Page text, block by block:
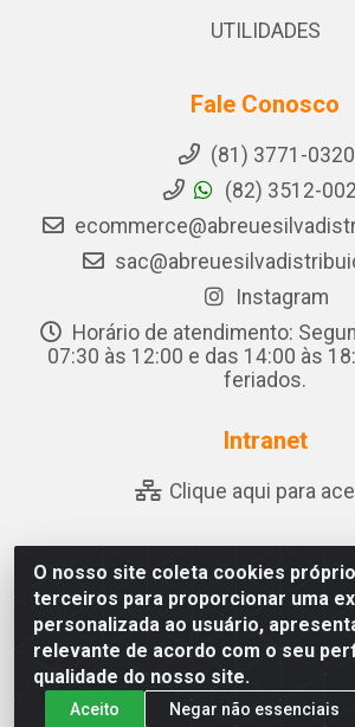
O nosso site coleta cookies
terceiros para proporcionar uma
personalizada ao usuário,
relevante de acordo com o seu
qualidade do nosso site.
Aceito Negar não essenciais
UTILIDADES
Fale Conosco
(81) 3771-0320
(82) 3512-
Instagram
Horário de atendimento:
07:30 às 12:00 e das 14:00 às
feriados.
Intranet
Clique aqui para
Abreu & Silva - Rua Padre Jose de Souza
Olho D'Água das Flores/AL - CEP
04.790.656/0001-06